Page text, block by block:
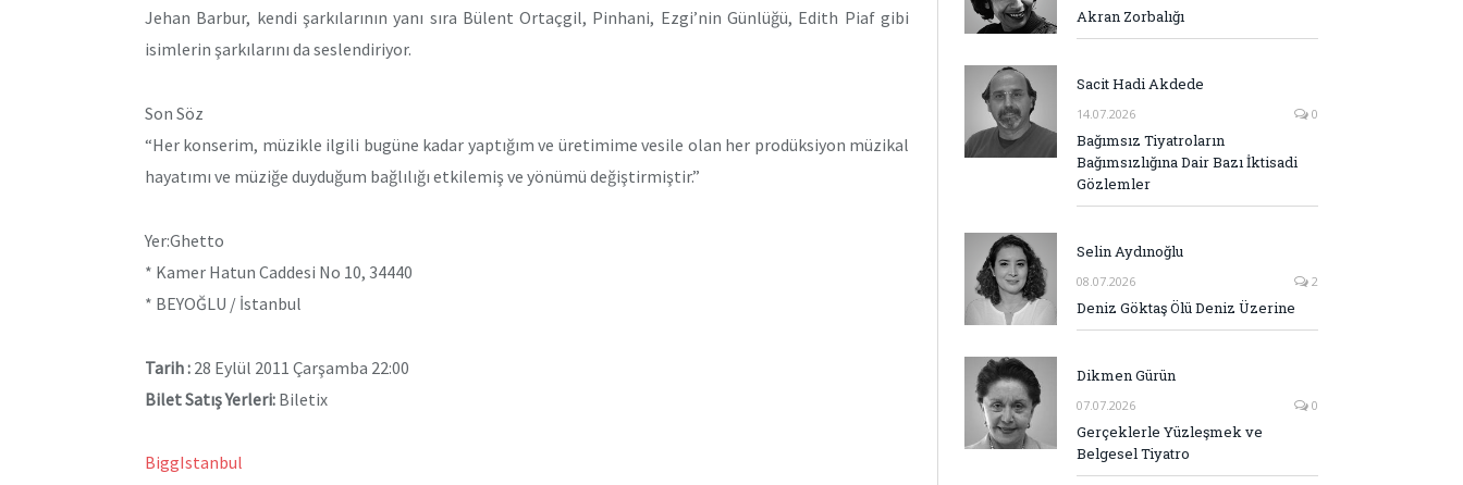
Jehan Barbur, kendi şarkılarının yanı sıra Bülent Ortaçgil, Pinhani, Ezgi’nin Günlüğü, Edith Piaf gibi
isimlerin şarkılarını da seslendiriyor.
Son Söz
“Her konserim, müzikle ilgili bugüne kadar yaptığım ve üretimime vesile olan her prodüksiyon müzikal
hayatımı ve müziğe duyduğum bağlılığı etkilemiş ve yönümü değiştirmiştir.”
Yer:Ghetto
* Kamer Hatun Caddesi No 10, 34440
* BEYOĞLU / İstanbul
Tarih : 28 Eylül 2011 Çarşamba 22:00
Bilet Satış Yerleri: Biletix
BiggIstanbul
Akran Zorbalığı
Sacit Hadi Akdede
14.07.2026 0
Bağımsız Tiyatroların
Bağımsızlığına Dair Bazı İktisadi
Gözlemler
Selin Aydınoğlu
08.07.2026 2
Deniz Göktaş Ölü Deniz Üzerine
Dikmen Gürün
07.07.2026 0
Gerçeklerle Yüzleşmek ve
Belgesel Tiyatro